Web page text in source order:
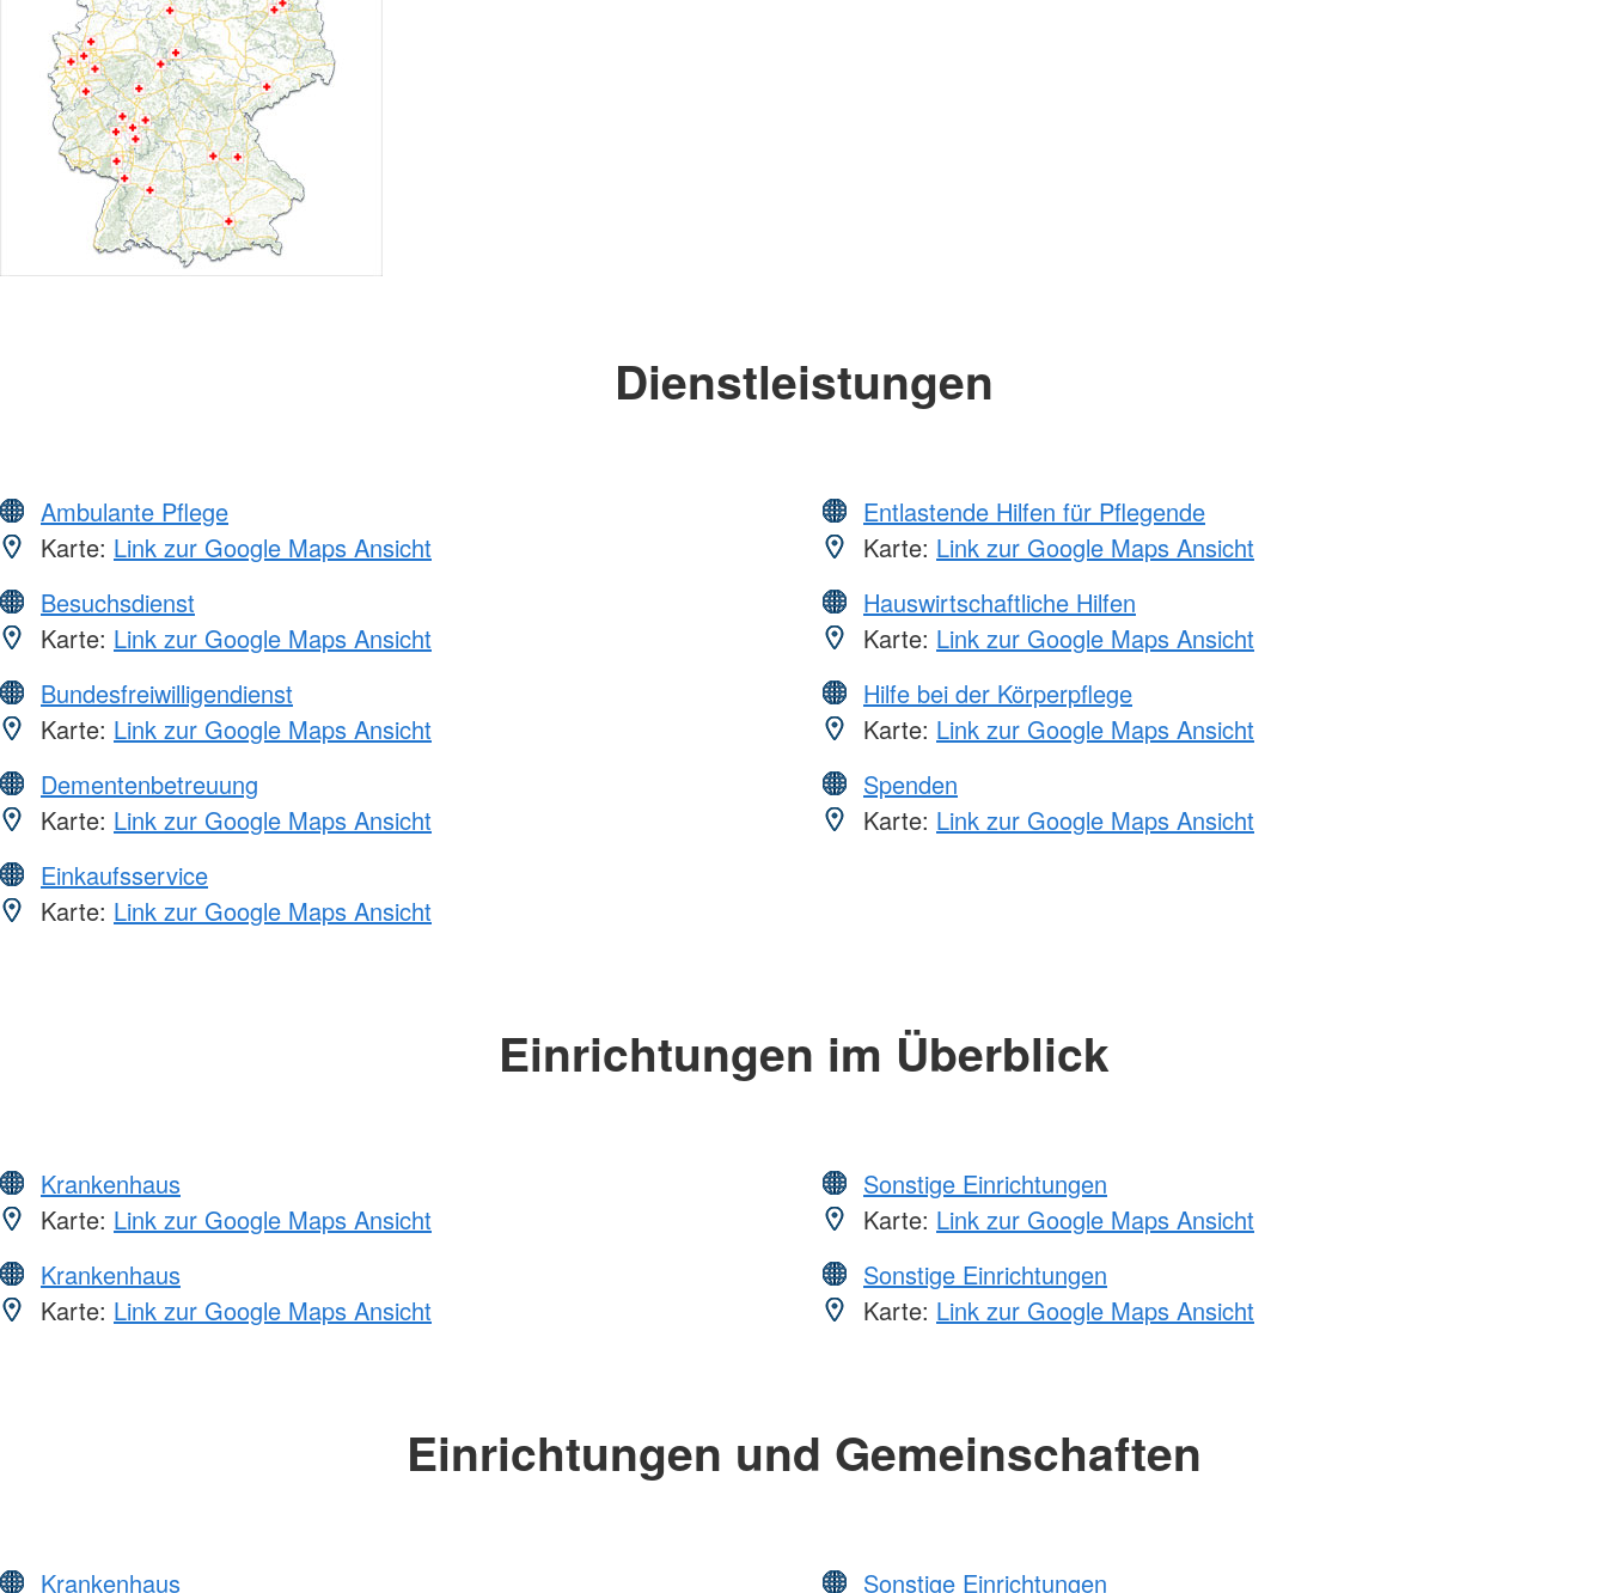
Dienstleistungen
Ambulante Pflege
Karte: Link zur Google Maps Ansicht
Besuchsdienst
Karte: Link zur Google Maps Ansicht
Bundesfreiwilligendienst
Karte: Link zur Google Maps Ansicht
Dementenbetreuung
Karte: Link zur Google Maps Ansicht
Einkaufsservice
Karte: Link zur Google Maps Ansicht
Entlastende Hilfen für Pflegende
Karte: Link zur Google Maps Ansicht
Hauswirtschaftliche Hilfen
Karte: Link zur Google Maps Ansicht
Hilfe bei der Körperpflege
Karte: Link zur Google Maps Ansicht
Spenden
Karte: Link zur Google Maps Ansicht
Einrichtungen im Überblick
Krankenhaus
Karte: Link zur Google Maps Ansicht
Krankenhaus
Karte: Link zur Google Maps Ansicht
Sonstige Einrichtungen
Karte: Link zur Google Maps Ansicht
Sonstige Einrichtungen
Karte: Link zur Google Maps Ansicht
Einrichtungen und Gemeinschaften
Krankenhaus
Sonstige Einrichtungen